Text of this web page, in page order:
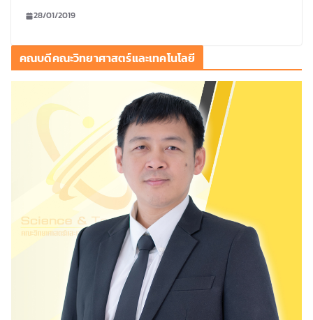
28/01/2019
คณบดีคณะวิทยาศาสตร์และเทคโนโลยี